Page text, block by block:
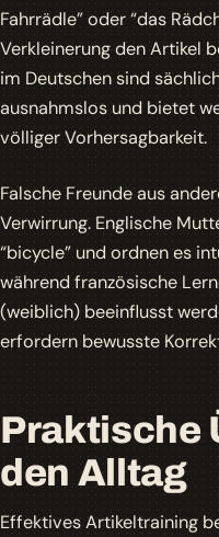
Fahrrädle” oder “das
Verkleinerung den Artikel
im Deutschen sind
ausnahmslos und bietet
völliger Vorhersagbarkeit.
Falsche Freunde aus
Verwirrung. Englische
“bicycle” und ordnen es
während französische
(weiblich) beeinflusst
erfordern bewusste
Praktische
den Alltag
Effektives Artikeltraining